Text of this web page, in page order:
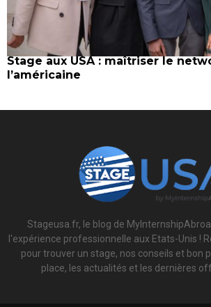
Stage aux USA : maîtriser le
l’américaine
Stageusa.fr, le blog de
l'expérience professionnelle aux Etats-Unis !
pour trouver un stage, nos conseils et bon
place, les actualités et les dernières